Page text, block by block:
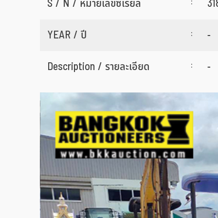
S / N / หมายเลขซีเรียล
YEAR / ปี
:
-
Description / รายละเอียด
: -